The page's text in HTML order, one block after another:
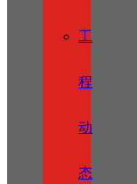
工
程
动
态